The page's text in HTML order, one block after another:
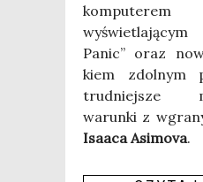
kom­pu­te­rem
Panic” oraz
kiem zdol­nym
trud­niej­sze
warun­ki z
Isa­aca Asi­mo­va.